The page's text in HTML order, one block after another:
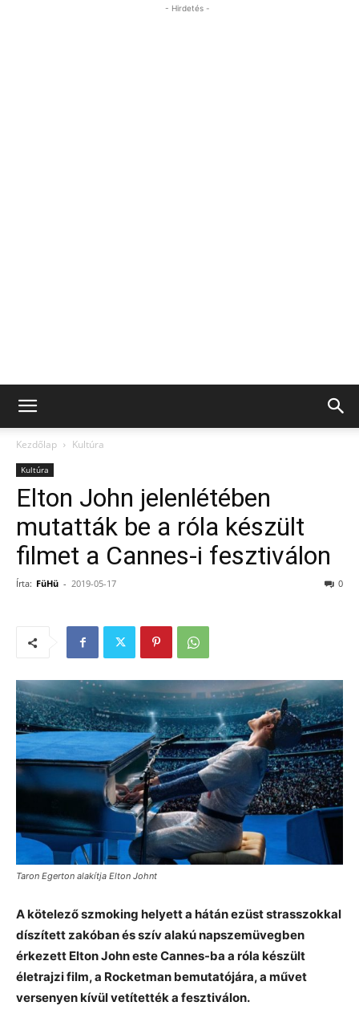
- Hirdetés -
Kezdőlap Kultúra
Kultúra
Elton John jelenlétében
mutatták be a róla készült
filmet a Cannes-i fesztiválon
Írta: FüHü - 2019-05-17 0
Taron Egerton alakítja Elton Johnt
A kötelező szmoking helyett a hátán ezüst strasszokkal
díszített zakóban és szív alakú napszemüvegben
érkezett Elton John este Cannes-ba a róla készült
életrajzi film, a Rocketman bemutatójára, a művet
versenyen kívül vetítették a fesztiválon.